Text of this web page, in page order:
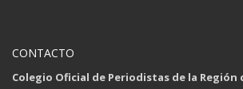
CONTACTO
Colegio Oficial de Periodistas de la Región